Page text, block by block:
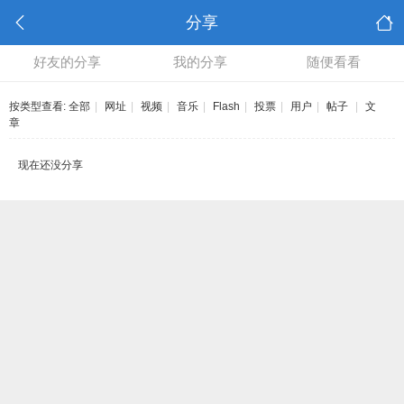
分享
好友的分享 我的分享 随便看看
按类型查看: 全部 网址 视频 音乐 Flash 投票 用户 帖子
文
章
现在还没分享